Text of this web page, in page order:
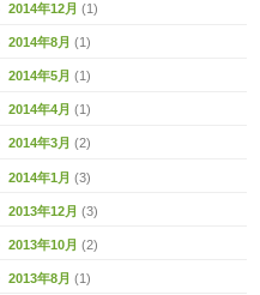
2014年12月 (1)
2014年8月 (1)
2014年5月 (1)
2014年4月 (1)
2014年3月 (2)
2014年1月 (3)
2013年12月 (3)
2013年10月 (2)
2013年8月 (1)